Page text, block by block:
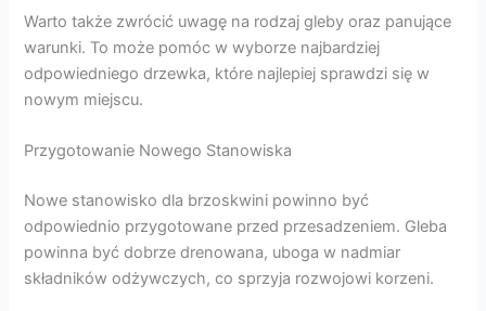
Warto także zwrócić uwagę na rodzaj gleby oraz panujące
warunki. To może pomóc w wyborze najbardziej
odpowiedniego drzewka, które najlepiej sprawdzi się w
nowym miejscu.
Przygotowanie Nowego Stanowiska
Nowe stanowisko dla brzoskwini powinno być
odpowiednio przygotowane przed przesadzeniem. Gleba
powinna być dobrze drenowana, uboga w nadmiar
składników odżywczych, co sprzyja rozwojowi korzeni.